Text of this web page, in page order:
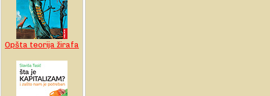
Opšta teorija žirafa